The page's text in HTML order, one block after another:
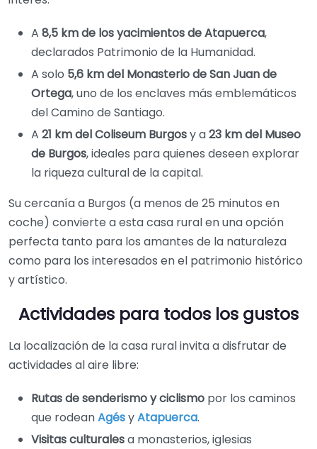
A 8,5 km de los yacimientos de Atapuerca,
declarados Patrimonio de la Humanidad.
A solo 5,6 km del Monasterio de San Juan de
Ortega, uno de los enclaves más emblemáticos
del Camino de Santiago.
A 21 km del Coliseum Burgosy a23 km del Museo
de Burgos, ideales para quienes deseen explorar
la riqueza cultural de la capital.
Su cercanía a Burgos (a menos de 25 minutos en
coche) convierte a esta casa rural en una opción
perfecta tanto para los amantes de la naturaleza
como para los interesados en el patrimonio histórico
y artístico.
Actividades para todos los gustos
La localización de la casa rural invita a disfrutar de
actividades al aire libre:
Rutas de senderismo y ciclismo por los caminos
que rodeanAgésyAtapuerca.
Visitas culturalesa monasterios, iglesias